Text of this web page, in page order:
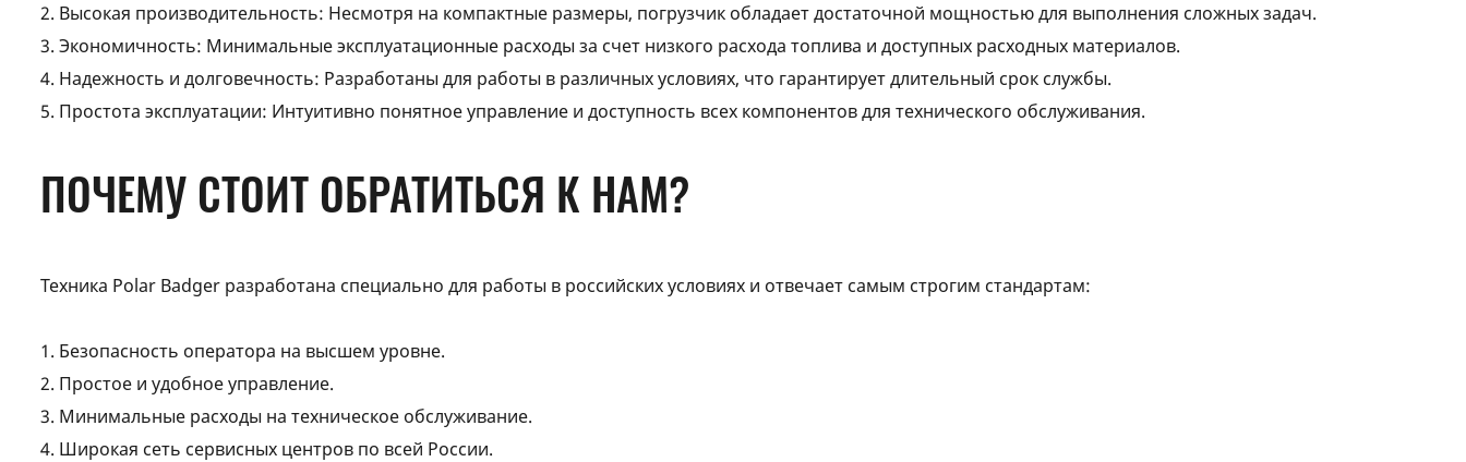
2. Высокая производительность: Несмотря на компактные размеры, погрузчик обладает достаточной мощностью для выполнения сложных задач.
3. Экономичность: Минимальные эксплуатационные расходы за счет низкого расхода топлива и доступных расходных материалов.
4. Надежность и долговечность: Разработаны для работы в различных условиях, что гарантирует длительный срок службы.
5. Простота эксплуатации: Интуитивно понятное управление и доступность всех компонентов для технического обслуживания.
ПОЧЕМУ СТОИТ ОБРАТИТЬСЯ К НАМ?
Техника Polar Badger разработана специально для работы в российских условиях и отвечает самым строгим стандартам:
1. Безопасность оператора на высшем уровне.
2. Простое и удобное управление.
3. Минимальные расходы на техническое обслуживание.
4. Широкая сеть сервисных центров по всей России.